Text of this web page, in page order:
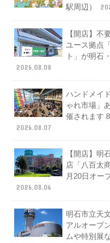
駅周辺）
【開店】不
ユース拠点
ト」が明石
2026.08.08
ハンドメイ
ゃれ市場」
催されます
2026.08.07
【開店】明
店「八百太
月20日オー
2026.08.06
明石市立天
アルオープ
ムや特別展